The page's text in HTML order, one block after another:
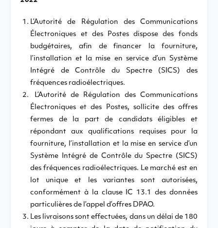
L’Autorité de Régulation des Communications
Électroniques et des Postes dispose des fonds
budgétaires, afin de financer la fourniture,
l’installation et la mise en service d’un Système
Intégré de Contrôle du Spectre (SICS) des
fréquences radioélectriques.
L’Autorité de Régulation des Communications
Électroniques et des Postes, sollicite des offres
fermes de la part de candidats éligibles et
répondant aux qualifications requises pour la
fourniture, l’installation et la mise en service d’un
Système Intégré de Contrôle du Spectre (SICS)
des fréquences radioélectriques. Le marché est en
lot unique et les variantes sont autorisées,
conformément à la clause IC 13.1 des données
particulières de l’appel d’offres DPAO.
Les livraisons sont effectuées, dans un délai de 180